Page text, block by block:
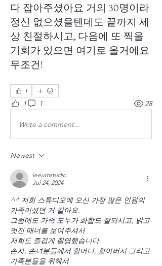
다 잡아주셨아요 거의 30명이라
정신 없으셨을텐데도 끝까지 세
상 친절하시고,, 다음에 또 찍을
기회가 있으면 여기로 올거에요
무조건!
1
1 1 28
Write a comment...
Newest
leeumstudio
Jul 24, 2024
^^ 저희 스튜디오에 오신 가장 많은 인원의
가족이셨던 거 같아요.
그럼에도 가족 모두가 화합도 잘되시고, 밝고
멋진 매너를 보여주셔서
저희도 즐겁게 촬영했습니다.
손자, 손녀분들께서 할머니, 할아버지 그리고
가족분들을 위해서